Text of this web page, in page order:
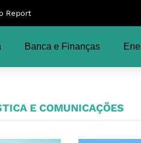
Report
Banca e Finanças
E COMUNICAÇÕES